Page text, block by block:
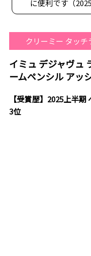
に便利です（
クリーミー タッ
イミュ デジャヴュ
ームペンシル アッ
【受賞歴】2025上半
3位